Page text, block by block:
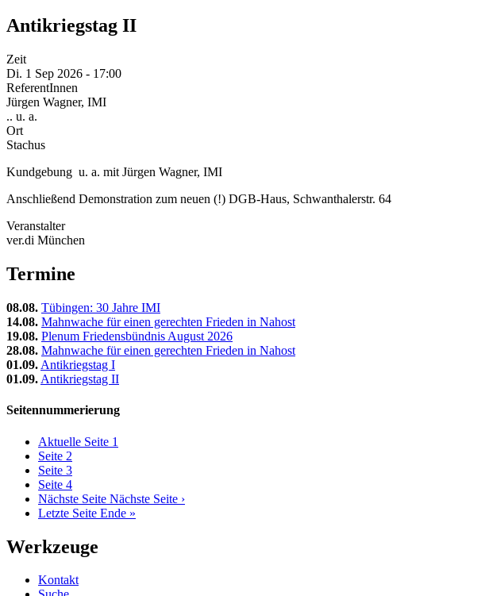
Antikriegstag II
Zeit
Di. 1 Sep 2026 - 17:00
ReferentInnen
Jürgen Wagner, IMI
.. u. a.
Ort
Stachus
Kundgebung u. a. mit Jürgen Wagner, IMI
Anschließend Demonstration zum neuen (!) DGB-Haus, Schwanthalerstr. 64
Veranstalter
ver.di München
Termine
08.08. Tübingen: 30 Jahre IMI
14.08. Mahnwache für einen gerechten Frieden in Nahost
19.08. Plenum Friedensbündnis August 2026
28.08. Mahnwache für einen gerechten Frieden in Nahost
01.09. Antikriegstag I
01.09. Antikriegstag II
Seitennummerierung
Aktuelle Seite 1
Seite 2
Seite 3
Seite 4
Nächste Seite Nächste Seite ›
Letzte Seite Ende »
Werkzeuge
Kontakt